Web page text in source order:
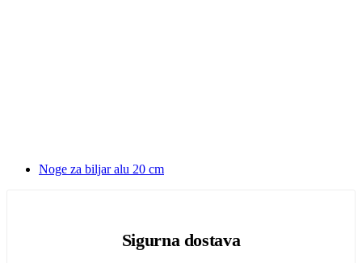
Noge za biljar alu 20 cm
Sigurna dostava